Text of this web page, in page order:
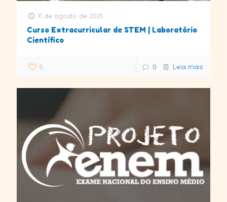
11 de agosto de 2021
Curso Extracurricular de STEM | Laboratório
Científico
0 0 Leia mais